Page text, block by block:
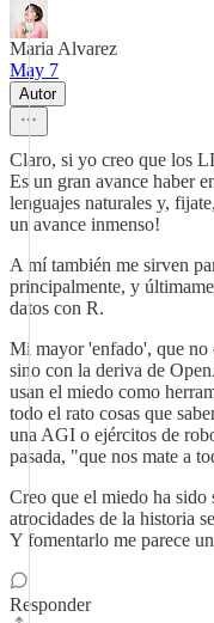
Maria Alvarez
May 7
Autor
Claro, si yo creo que los
Es un gran avance haber
lenguajes naturales y,
un avance inmenso!
A mí también me sirven
principalmente, y
datos con R.
Mi mayor 'enfado', que no
sino con la deriva de
usan el miedo como
todo el rato cosas que
una AGI o ejércitos de
pasada, "que nos mate a
Creo que el miedo ha sido
atrocidades de la historia
Y fomentarlo me parece
Responder